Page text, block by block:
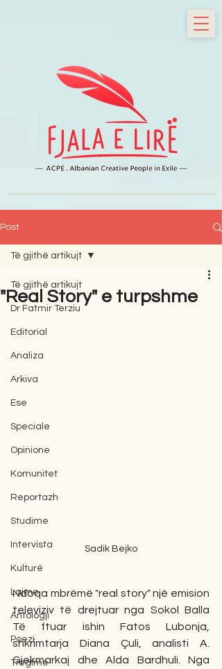
Post
Të gjithë artikujt
Dr Fatmir Terziu
Editorial
Analiza
Arkiva
Ese
Speciale
Opinione
Komunitet
Reportazh
Studime
Intervista
Kulturë
Lajme
Antologji
Poezi
Tregime
Të gjithë artikujt
"Real Story" e turpshme
Sadik Bejko
Ndoqa mbrëmë "real story" një emision
televiziv të drejtuar nga Sokol Balla
Të ftuar ishin Fatos Lubonja,
shkrimtarja Diana Çuli, analisti A.
Gjekmarkaj dhe Alda Bardhuli. Nga